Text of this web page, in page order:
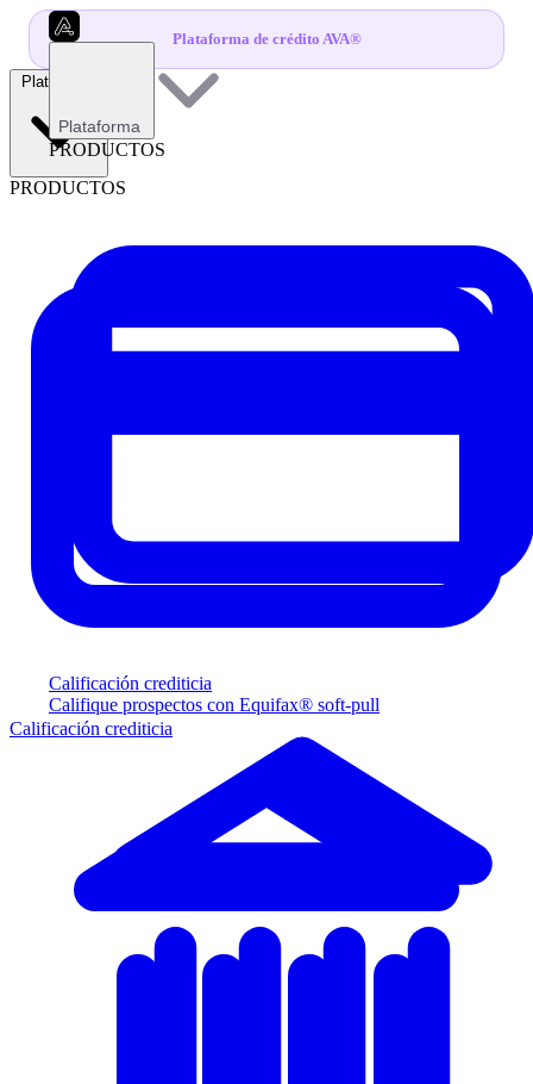
Plataforma de crédito AVA®
Plataforma
PRODUCTOS
Calificación crediticia
Califique prospectos con Equifax® soft-pull
Plataforma
PRODUCTOS
Calificación crediticia